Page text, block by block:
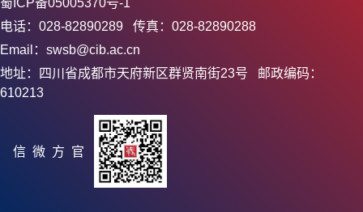
电话：028-82890289 传真：028-82890288
Email：swsb@cib.ac.cn
地址：四川省成都市天府新区群贤南街23号 邮政编码：
610213
官方微信